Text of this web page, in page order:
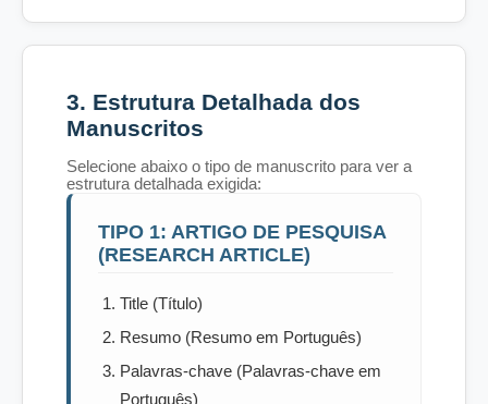
3. Estrutura Detalhada dos
Manuscritos
Selecione abaixo o tipo de manuscrito para ver a
estrutura detalhada exigida:
TIPO 1: ARTIGO DE PESQUISA
(RESEARCH ARTICLE)
Title (Título)
Resumo (Resumo em Português)
Palavras-chave (Palavras-chave em
Português)